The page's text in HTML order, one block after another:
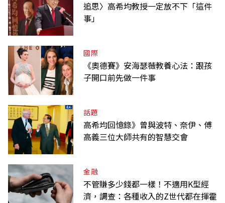
追思〉高希均教授一定放不下「這件
事」
國際
《奧德賽》安海瑟薇教養心法：跟孩
子開口前先做一件事
話題
高希均回憶錄》曾與波特、奈伊、傅
高義三位大師共有的智慧交會
金融
不管賺多少錢都一樣！不適用K型經
濟，調查：各種收入的Z世代都在揮霍